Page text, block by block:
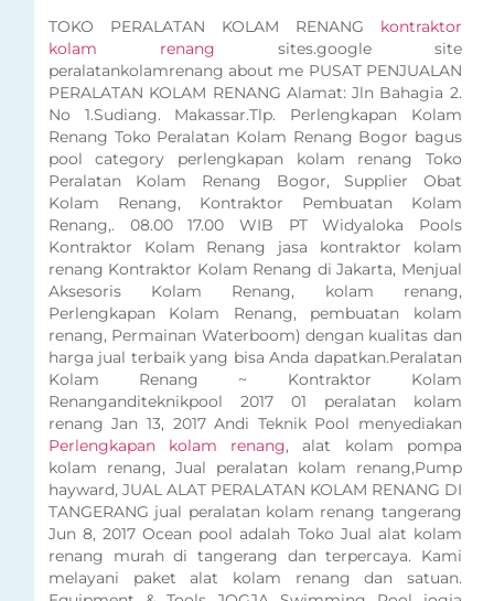
TOKO PERALATAN KOLAM RENANG kontraktor
kolam renang sites.google site
peralatankolamrenang about me PUSAT PENJUALAN
PERALATAN KOLAM RENANG Alamat: Jln Bahagia 2.
No 1.Sudiang. Makassar.Tlp. Perlengkapan Kolam
Renang Toko Peralatan Kolam Renang Bogor bagus
pool category perlengkapan kolam renang Toko
Peralatan Kolam Renang Bogor, Supplier Obat
Kolam Renang, Kontraktor Pembuatan Kolam
Renang,. 08.00 17.00 WIB PT Widyaloka Pools
Kontraktor Kolam Renang jasa kontraktor kolam
renang Kontraktor Kolam Renang di Jakarta, Menjual
Aksesoris Kolam Renang, kolam renang,
Perlengkapan Kolam Renang, pembuatan kolam
renang, Permainan Waterboom) dengan kualitas dan
harga jual terbaik yang bisa Anda dapatkan.Peralatan
Kolam Renang ~ Kontraktor Kolam
Renanganditeknikpool 2017 01 peralatan kolam
renang Jan 13, 2017 Andi Teknik Pool menyediakan
Perlengkapan kolam renang, alat kolam pompa
kolam renang, Jual peralatan kolam renang,Pump
hayward, JUAL ALAT PERALATAN KOLAM RENANG DI
TANGERANG jual peralatan kolam renang tangerang
Jun 8, 2017 Ocean pool adalah Toko Jual alat kolam
renang murah di tangerang dan terpercaya. Kami
melayani paket alat kolam renang dan satuan.